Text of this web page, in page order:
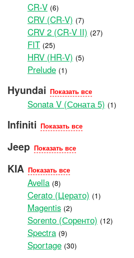
CR-V (6)
CRV (CR-V) (7)
CRV 2 (CR-V II) (27)
FIT (25)
HRV (HR-V) (5)
Prelude (1)
Hyundai Показать все
Sonata V (Соната 5) (1)
Infiniti Показать все
Jeep Показать все
KIA Показать все
Avella (8)
Cerato (Церато) (1)
Magentis (2)
Sorento (Соренто) (12)
Spectra (9)
Sportage (30)